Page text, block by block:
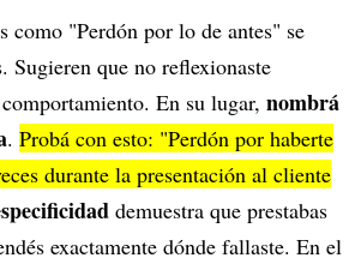
como "Perdón por lo de antes" se
Sugieren que no reflexionaste
En su lugar, nombrá
. Probá con esto: "Perdón por haberte
durante la presentación al cliente
demuestra que prestabas
exactamente dónde fallaste. En el